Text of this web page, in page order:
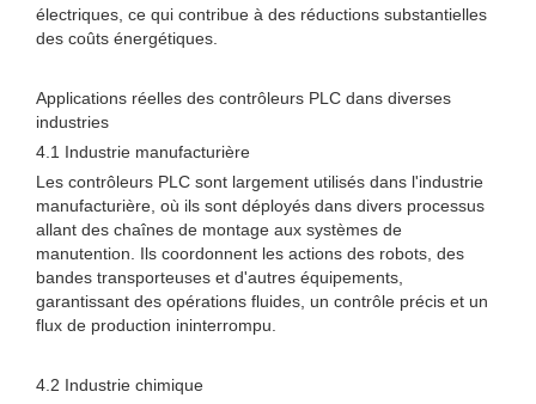
électriques, ce qui contribue à des réductions substantielles
des coûts énergétiques.
Applications réelles des contrôleurs PLC dans diverses
industries
4.1 Industrie manufacturière
Les contrôleurs PLC sont largement utilisés dans l'industrie
manufacturière, où ils sont déployés dans divers processus
allant des chaînes de montage aux systèmes de
manutention. Ils coordonnent les actions des robots, des
bandes transporteuses et d'autres équipements,
garantissant des opérations fluides, un contrôle précis et un
flux de production ininterrompu.
4.2 Industrie chimique